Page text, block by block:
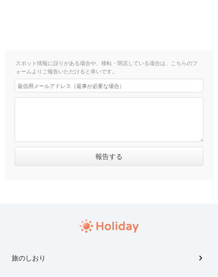
スポット情報に誤りがある場合や、移転・閉店している場合は、こちらのフ
ォームよりご報告いただけると幸いです。
旅のしおり